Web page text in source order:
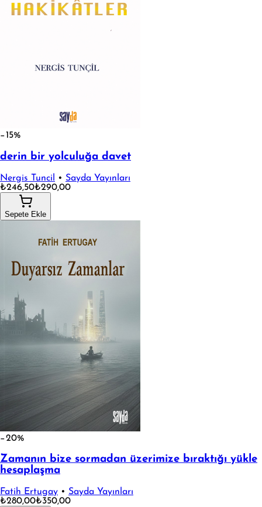
−15%
derin bir yolculuğa davet
Nergis Tuncil • Sayda Yayınları
₺246,50₺290,00
Sepete Ekle
−20%
Zamanın bize sormadan üzerimize bıraktığı yükle
hesaplaşma
Fatih Ertugay • Sayda Yayınları
₺280,00₺350,00